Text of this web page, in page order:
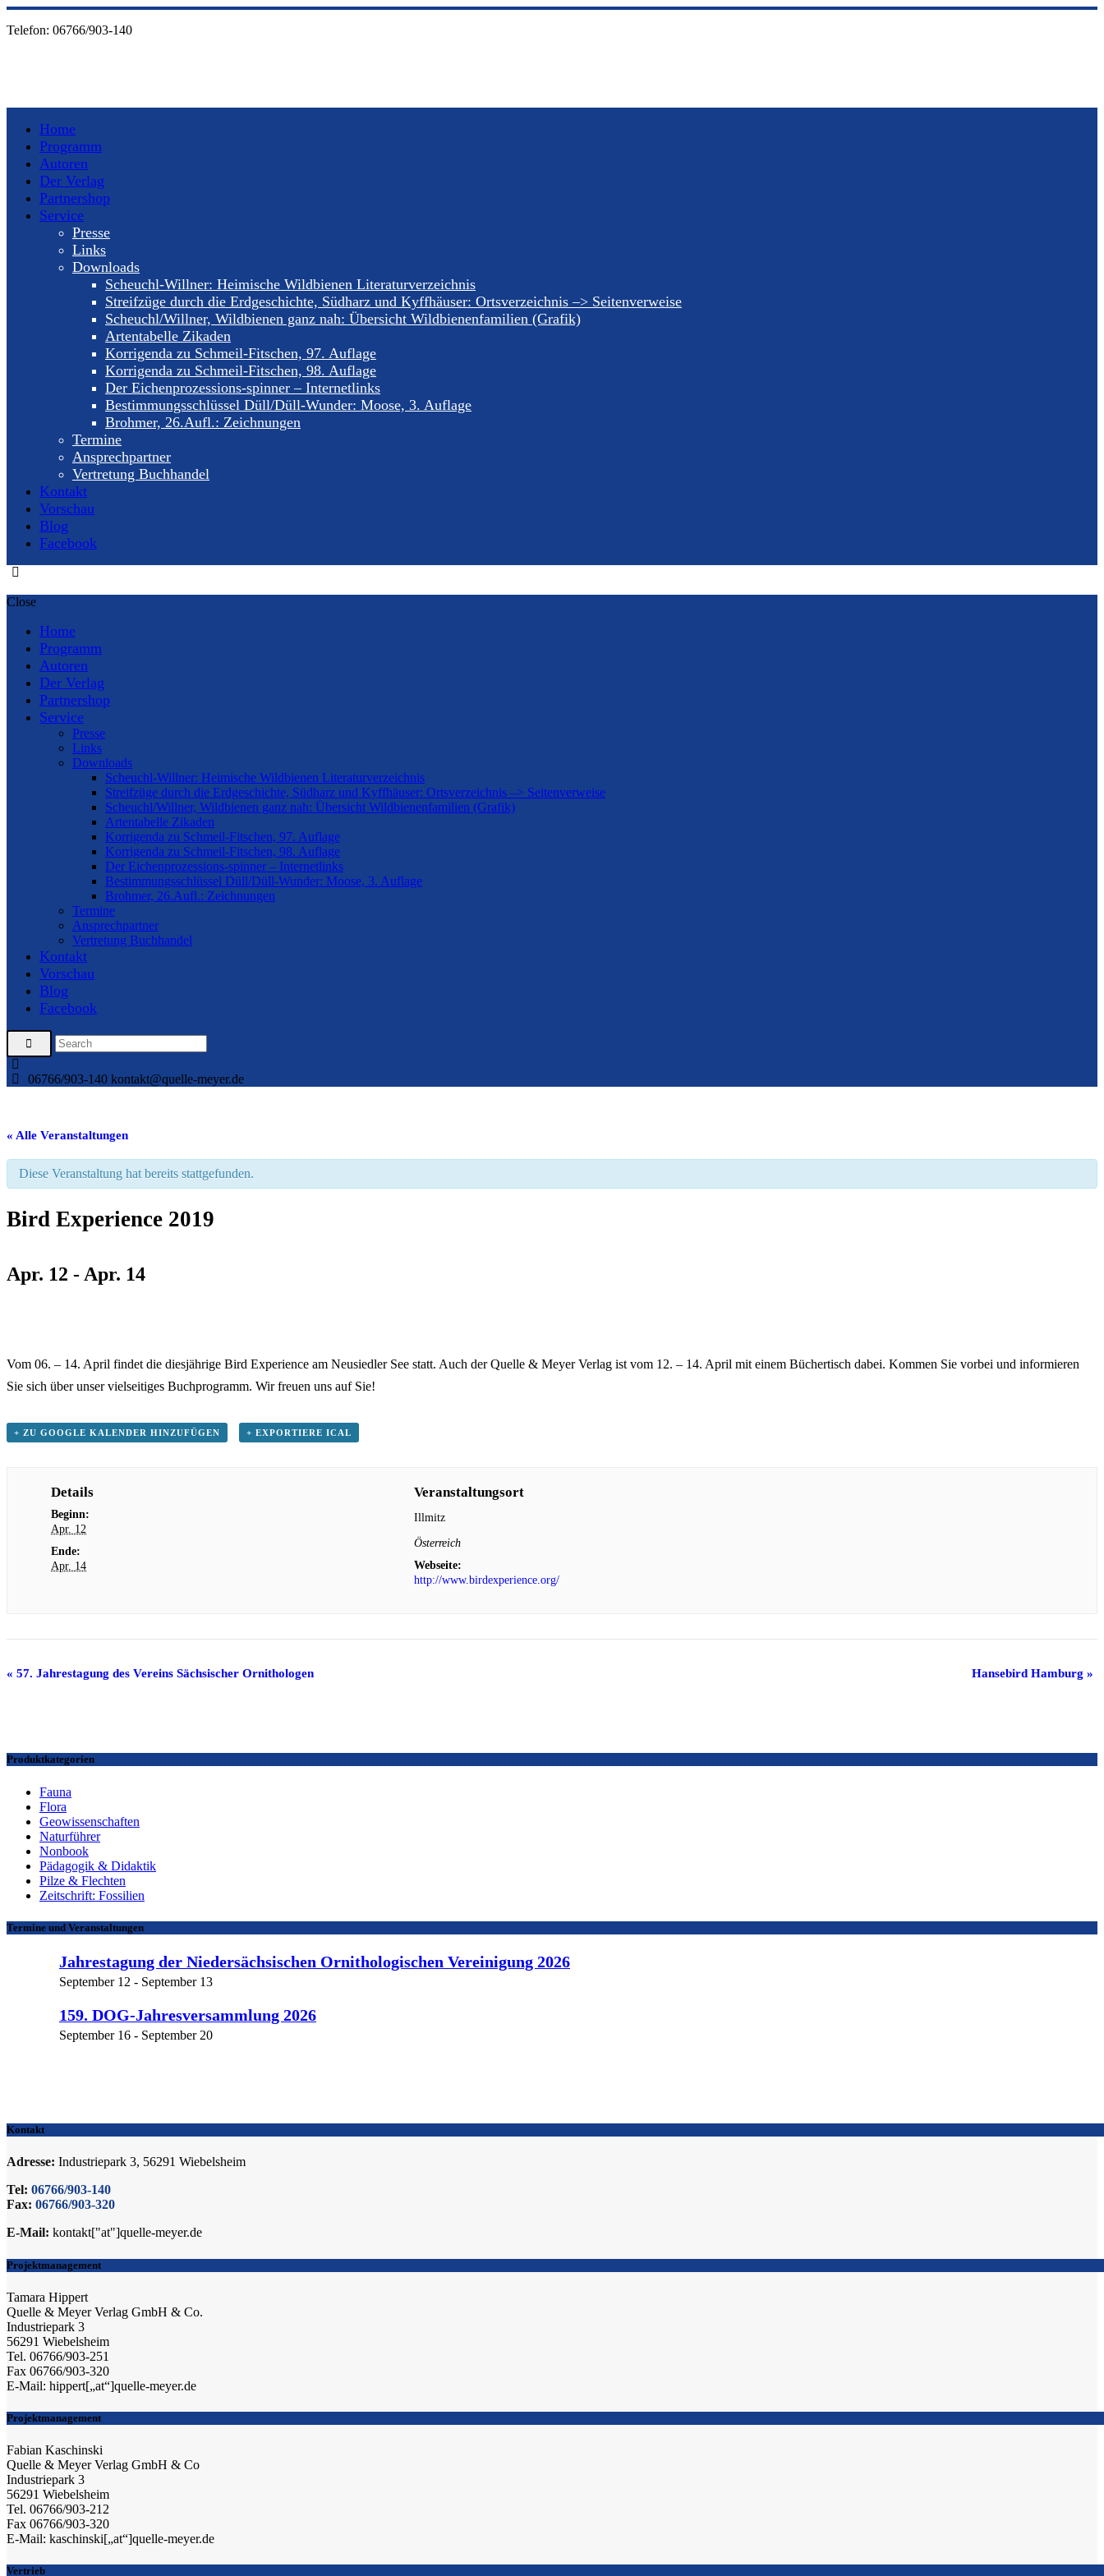
Telefon: 06766/903-140
Home
Programm
Autoren
Der Verlag
Partnershop
Service
Presse
Links
Downloads
Scheuchl-Willner: Heimische Wildbienen Literaturverzeichnis
Streifzüge durch die Erdgeschichte, Südharz und Kyffhäuser: Ortsverzeichnis –> Seitenverweise
Scheuchl/Willner, Wildbienen ganz nah: Übersicht Wildbienenfamilien (Grafik)
Artentabelle Zikaden
Korrigenda zu Schmeil-Fitschen, 97. Auflage
Korrigenda zu Schmeil-Fitschen, 98. Auflage
Der Eichenprozessions-spinner – Internetlinks
Bestimmungsschlüssel Düll/Düll-Wunder: Moose, 3. Auflage
Brohmer, 26.Aufl.: Zeichnungen
Termine
Ansprechpartner
Vertretung Buchhandel
Kontakt
Vorschau
Blog
Facebook
Close
Home
Programm
Autoren
Der Verlag
Partnershop
Service
Presse
Links
Downloads
Scheuchl-Willner: Heimische Wildbienen Literaturverzeichnis
Streifzüge durch die Erdgeschichte, Südharz und Kyffhäuser: Ortsverzeichnis –> Seitenverweise
Scheuchl/Willner, Wildbienen ganz nah: Übersicht Wildbienenfamilien (Grafik)
Artentabelle Zikaden
Korrigenda zu Schmeil-Fitschen, 97. Auflage
Korrigenda zu Schmeil-Fitschen, 98. Auflage
Der Eichenprozessions-spinner – Internetlinks
Bestimmungsschlüssel Düll/Düll-Wunder: Moose, 3. Auflage
Brohmer, 26.Aufl.: Zeichnungen
Termine
Ansprechpartner
Vertretung Buchhandel
Kontakt
Vorschau
Blog
Facebook
06766/903-140 kontakt@quelle-meyer.de
« Alle Veranstaltungen
Diese Veranstaltung hat bereits stattgefunden.
Bird Experience 2019
Apr. 12 -Apr. 14
Vom 06. – 14. April findet die diesjährige Bird Experience am Neusiedler See statt. Auch der Quelle & Meyer Verlag ist vom 12. – 14. April mit einem Büchertisch dabei. Kommen Sie vorbei und informieren
Sie sich über unser vielseitiges Buchprogramm. Wir freuen uns auf Sie!
+ ZU GOOGLE KALENDER HINZUFÜGEN + EXPORTIERE ICAL
Details
Beginn:
Apr. 12
Ende:
Apr. 14
Veranstaltungsort
Illmitz
Österreich
Webseite:
http://www.birdexperience.org/
Veranstaltung
« 57. Jahrestagung des Vereins Sächsischer Ornithologen Hansebird Hamburg »
Produktkategorien
Fauna
Flora
Geowissenschaften
Naturführer
Nonbook
Pädagogik & Didaktik
Pilze & Flechten
Zeitschrift: Fossilien
Termine und Veranstaltungen
Jahrestagung der Niedersächsischen Ornithologischen Vereinigung 2026
September 12 - September 13
159. DOG-Jahresversammlung 2026
September 16 - September 20
Kontakt
Adresse: Industriepark 3, 56291 Wiebelsheim
Tel: 06766/903-140
Fax: 06766/903-320
E-Mail: kontakt["at"]quelle-meyer.de
Projektmanagement
Tamara Hippert
Quelle & Meyer Verlag GmbH & Co.
Industriepark 3
56291 Wiebelsheim
Tel. 06766/903-251
Fax 06766/903-320
E-Mail: hippert[„at“]quelle-meyer.de
Projektmanagement
Fabian Kaschinski
Quelle & Meyer Verlag GmbH & Co
Industriepark 3
56291 Wiebelsheim
Tel. 06766/903-212
Fax 06766/903-320
E-Mail: kaschinski[„at“]quelle-meyer.de
Vertrieb